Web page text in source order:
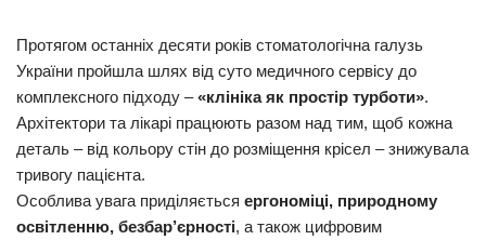
Протягом останніх десяти років стоматологічна галузь
України пройшла шлях від суто медичного сервісу до
комплексного підходу –«клініка як простір турботи».
Архітектори та лікарі працюють разом над тим, щоб кожна
деталь – від кольору стін до розміщення крісел – знижувала
тривогу пацієнта.
Особлива увага приділяється ергономіці, природному
освітленню, безбар’єрності, а також цифровим